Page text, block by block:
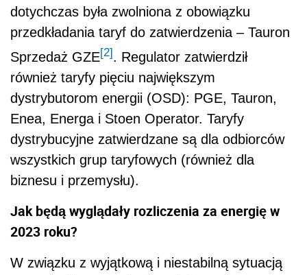
dotychczas była zwolniona z obowiązku
przedkładania taryf do zatwierdzenia – Tauron
Sprzedaż GZE[2] . Regulator zatwierdził
również taryfy pięciu największym
dystrybutorom energii (OSD): PGE, Tauron,
Enea, Energa i Stoen Operator. Taryfy
dystrybucyjne zatwierdzane są dla odbiorców
wszystkich grup taryfowych (również dla
biznesu i przemysłu).
Jak będą wyglądały rozliczenia za energię w
2023 roku?
W związku z wyjątkową i niestabilną sytuacją